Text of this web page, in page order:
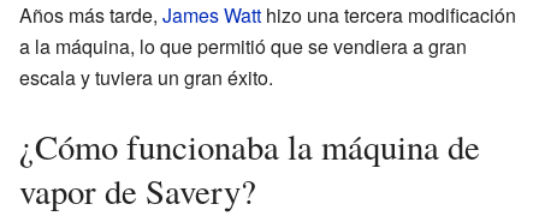
Años más tarde, James Watt hizo una tercera modificación
a la máquina, lo que permitió que se vendiera a gran
escala y tuviera un gran éxito.
¿Cómo funcionaba la máquina de
vapor de Savery?